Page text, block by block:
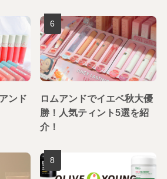
ンド
ロムアンドでイエベ秋大優
勝！人気ティント5選を紹
介！